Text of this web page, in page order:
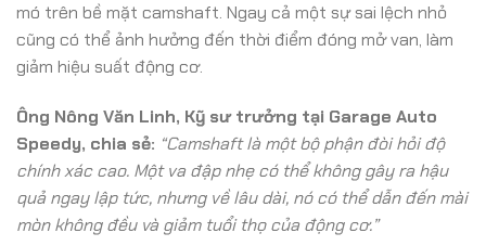
mó trên bề mặt camshaft. Ngay cả một sự sai lệch nhỏ
cũng có thể ảnh hưởng đến thời điểm đóng mở van, làm
giảm hiệu suất động cơ.
Ông Nông Văn Linh, Kỹ sư trưởng tại Garage Auto
Speedy, chia sẻ: “Camshaft là một bộ phận đòi hỏi độ
chính xác cao. Một va đập nhẹ có thể không gây ra hậu
quả ngay lập tức, nhưng về lâu dài, nó có thể dẫn đến mài
mòn không đều và giảm tuổi thọ của động cơ.”